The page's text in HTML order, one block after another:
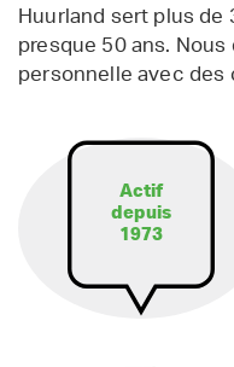
Huurland sert plus de
presque 50 ans.
personnelle avec des
Actif
depuis
1973